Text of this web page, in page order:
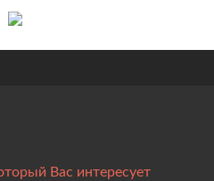
Вас интересует